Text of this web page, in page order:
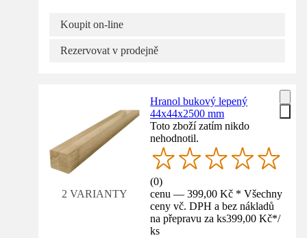
Koupit on-line
Rezervovat v prodejně
2 VARIANTY
Hranol bukový lepený
44x44x2500 mm
Toto zboží zatím nikdo
nehodnotil.
(0)
cenu — 399,00 Kč * Všechny
ceny vč. DPH a bez nákladů
na přepravu za ks399,00 Kč*/
ks